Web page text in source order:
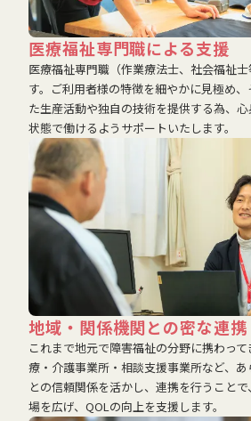
医療福祉専門職による支援
医療福祉専門職（作業療法士、社会福祉
す。ご利用者様の特徴を細やかに見極め
た生産活動や独自の技術を提供する為、
状態で働けるようサポートいたします。
地域・関係機関との密な連携
これまで地元で障害福祉の分野に携わっ
療・介護事業所・相談支援事業所など、
との信頼関係を活かし、連携を行うこと
場を広げ、QOLの向上を支援します。